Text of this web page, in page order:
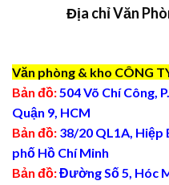
Địa chỉ Văn
Văn phòng & kho CÔNG
Bản đồ:504 Võ Chí Công,
Quận 9, HCM
Bản đồ: 38/20 QL1A,
phố Hồ Chí Minh
Bản đồ:Đường Số 5, Hóc